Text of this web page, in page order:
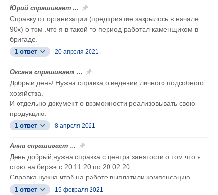
Юрий спрашивает ...
Справку от организации (предприятие закрылось в начале
90х) о том ,что я в такой то период работал каменщиком в
бригаде.
1 ответ 20 апреля 2021
Оксана спрашивает ...
Добрый день! Нужна справка о ведении личного подсобного
хозяйства.
И отдельно документ о возможности реализовывать свою
продукцию.
1 ответ 8 апреля 2021
Анна спрашивает ...
День добрый,нужна справка с центра занятости о том что я
стою на бирже с 20.11.20 по 20.02.20
Справка нужна чтоб на работе выплатили компенсацию.
1 ответ 15 февраля 2021